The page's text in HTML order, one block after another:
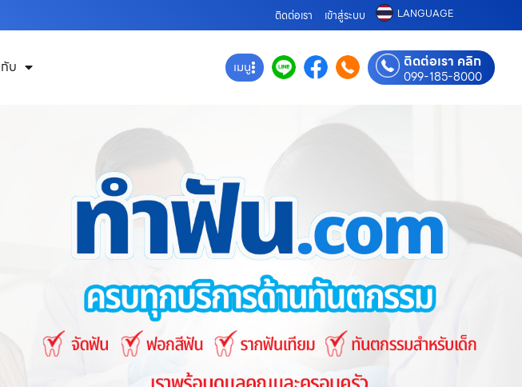
ติดต่อเรา เข้าสู่ระบบ LANGUAGE
บ เมนู ติดต่อเรา คลิก
099-185-8000